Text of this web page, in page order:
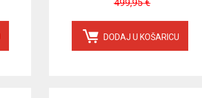
499,95 €
DODAJ U KOŠARICU